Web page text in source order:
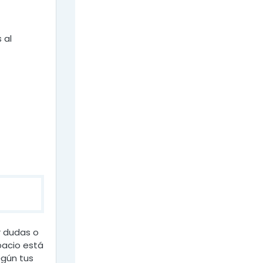
al
o
está
tus